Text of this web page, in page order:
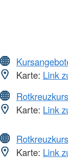
Karte: Link
Karte: Link
Karte: Link